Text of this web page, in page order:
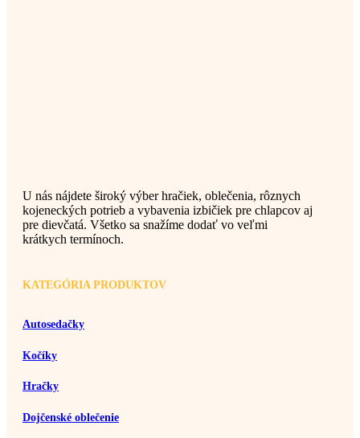
U nás nájdete široký výber hračiek, oblečenia, rôznych
kojeneckých potrieb a vybavenia izbičiek pre chlapcov aj
pre dievčatá. Všetko sa snažíme dodať vo veľmi
krátkych termínoch.
KATEGÓRIA PRODUKTOV
Autosedačky
Kočíky
Hračky
Dojčenské oblečenie